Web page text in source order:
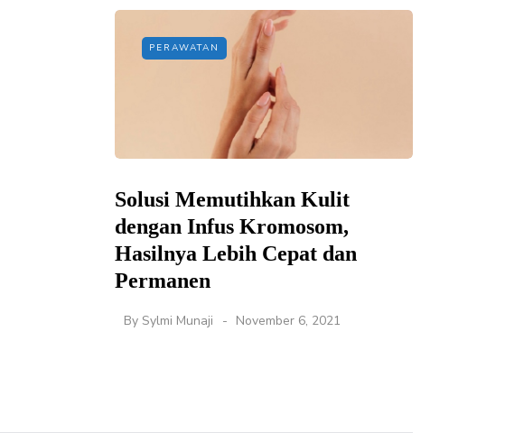
PERAWATAN
Solusi Memutihkan Kulit
dengan Infus Kromosom,
Hasilnya Lebih Cepat dan
Permanen
By Sylmi Munaji November 6, 2021